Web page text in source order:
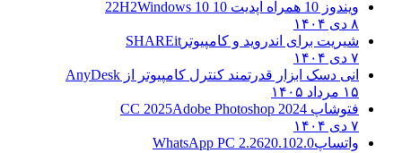
ویندوز 10 همراه آپدیت 10 22H2
Windows 10
۸ دی ۱۴۰۴
شیریت برای اندروید و کامپیوتر SHAREit
۷ دی ۱۴۰۴
انی دسک ابزار قدرتمند کنترل کامپیوتر از AnyDesk
۱۵ مرداد ۱۴۰۵
فتوشاپ CC 2025 Adobe Photoshop 2024
۷ دی ۱۴۰۴
واتساپWhatsApp PC 2.2620.102.0